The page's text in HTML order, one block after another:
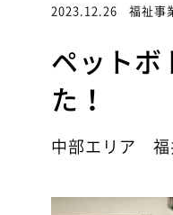
2023.12.26 福祉事
ペットボ
た！
中部エリア